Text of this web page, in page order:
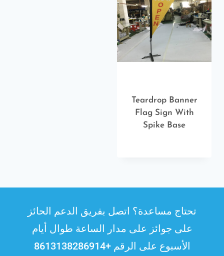
Teardrop Banner
Flag Sign With
Spike Base
تحتاج مساعدة؟ اتصل بفريق الدعم الحائز
على جوائز على مدار الساعة طوال أيام
الأسبوع على الرقم +8613138286914